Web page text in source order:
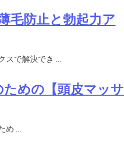
毛防止と勃起力ア
スで解決でき …
めの【頭皮マッサ
め …